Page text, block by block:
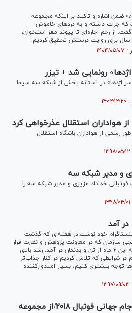
ضمن اشاره و تاکید بر اینکه مجموعه
که جرات داشته و به دردهای خاموش
از رحم اجاره‌ای تا پیوند مغز استخوان،
برای روایت درستش تحقیق کردیم.
رونمایی شد + تیزر
اژدها» در آستانه پخش از شبکه سه سیما
رسمی از هواداران باشگاه استقلال
و مدیر شبکه سه
فوتبالی خداداد عزیزی و مدیر شبکه سه را
خود نوشت:در هفته‌ای که گذشت
سازمان که در معاونت پژوهش و نظارت قرار
دارد به دستم رسید. خستگی همه این ۶ ماه از تن و بدنمان در آمد. رشد بالای
در شرایطی که تلاش کردیم در کنار جذاب‌تر
توجه بیشتری کنیم، بسیار امیدوارکننده
تدارک رسانه ملی پس از جام جهانی فوتبال ۲۰۱۸/از مجموعه